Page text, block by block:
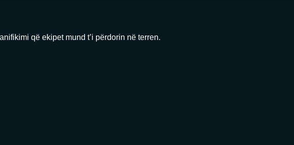
që ekipet mund t’i përdorin në terren.